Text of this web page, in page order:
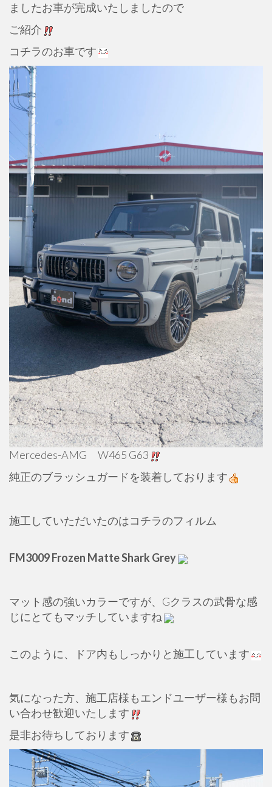
ましたお車が完成いたしましたので
ご紹介
コチラのお車です
Mercedes-AMG W465 G63
純正のブラッシュガードを装着しております
施工していただいたのはコチラのフィルム
FM3009 Frozen Matte Shark Grey
マット感の強いカラーですが、Gクラスの武骨な感
じにとてもマッチしていますね
このように、ドア内もしっかりと施工しています
気になった方、施工店様もエンドユーザー様もお問
い合わせ歓迎いたします
是非お待ちしております